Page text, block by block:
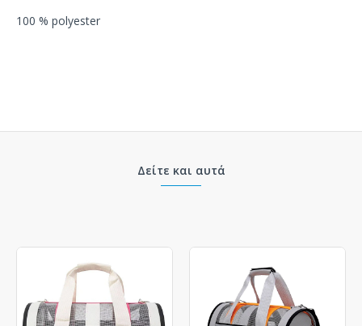
100 % polyester
Δείτε και αυτά